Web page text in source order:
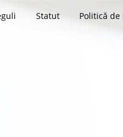
Statut Politică